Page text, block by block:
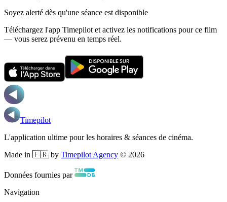
Soyez alerté dès qu'une séance est disponible
Téléchargez l'app Timepilot et activez les notifications pour ce film
— vous serez prévenu en temps réel.
Timepilot
L'application ultime pour les horaires & séances de cinéma.
Made in 🇫🇷 by Timepilot Agency © 2026
Données fournies par
Navigation